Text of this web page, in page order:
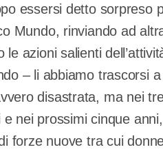
essersi detto sorpreso
Mundo, rinviando ad
azioni salienti
– li abbiamo trascorsi
disastrata, ma nei
nei prossimi cinque
forze nuove tra cui